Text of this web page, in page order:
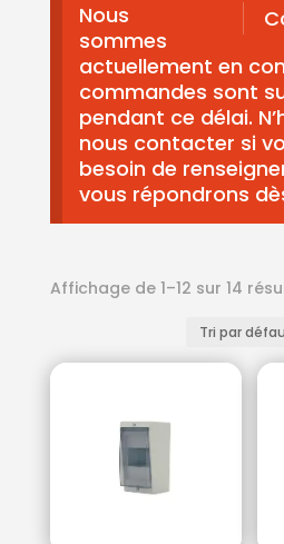
Nous
sommes
actuellement en
commandes sont
pendant ce délai.
nous contacter si
besoin de
vous répondrons
Affichage de 1–12 sur 14